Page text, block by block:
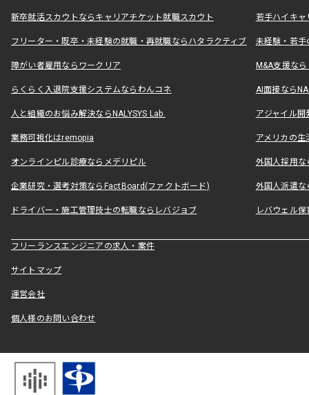
新卒就活スカウトならキャリアチケット就職スカウト 若手ハイキ
フリーター・既卒・未経験の就職・再就職ならハタラクティブ 未経験・若手
障がい者雇用ならワークリア M&A支援な
らくらく入退院支援システムならわんコネ AI面接なら
人と組織のお悩み解決ならNALYSYS Lab. アジャイル
業務可視化はremopia アメリカの
オンラインピル診療ならメデリピル 外国人採用
企業研究・選考対策ならFactBoard(ファクトボード) 外国人派遣な
ドライバー・施工管理技士の転職ならレバジョブ レバウェル
フリーランスエンジニアの求人・案件
サイトマップ
運営会社
個人様のお問い合わせ